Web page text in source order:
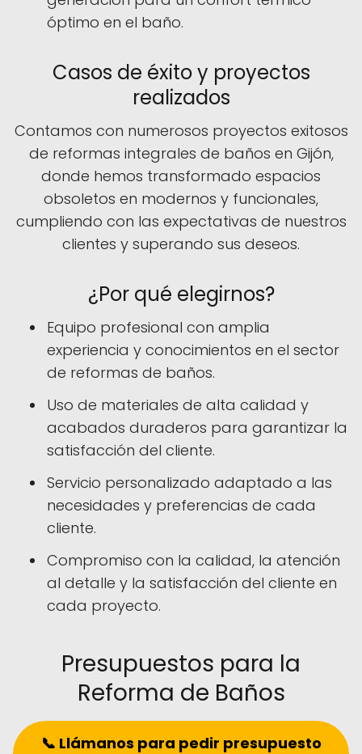
óptimo en el baño.
Casos de éxito y proyectos
realizados
Contamos con numerosos proyectos exitosos
de reformas integrales de baños en Gijón,
donde hemos transformado espacios
obsoletos en modernos y funcionales,
cumpliendo con las expectativas de nuestros
clientes y superando sus deseos.
¿Por qué elegirnos?
Equipo profesional con amplia
experiencia y conocimientos en el sector
de reformas de baños.
Uso de materiales de alta calidad y
acabados duraderos para garantizar la
satisfacción del cliente.
Servicio personalizado adaptado a las
necesidades y preferencias de cada
cliente.
Compromiso con la calidad, la atención
al detalle y la satisfacción del cliente en
cada proyecto.
Presupuestos para la
Reforma de Baños
📞 Llámanos para pedir presupuesto